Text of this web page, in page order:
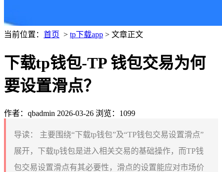
当前位置： 首页 > tp下载app > 文章正文
下载tp钱包-TP 钱包交易为何
要设置滑点？
作者：qbadmin 2026-03-26 浏览：1099
导读：
主要围绕“下载tp钱包”及“TP钱包交易设置滑点”
展开，下载tp钱包是进入相关交易的基础操作，而TP钱
包交易设置滑点有其必要性，滑点的设置能应对市场价